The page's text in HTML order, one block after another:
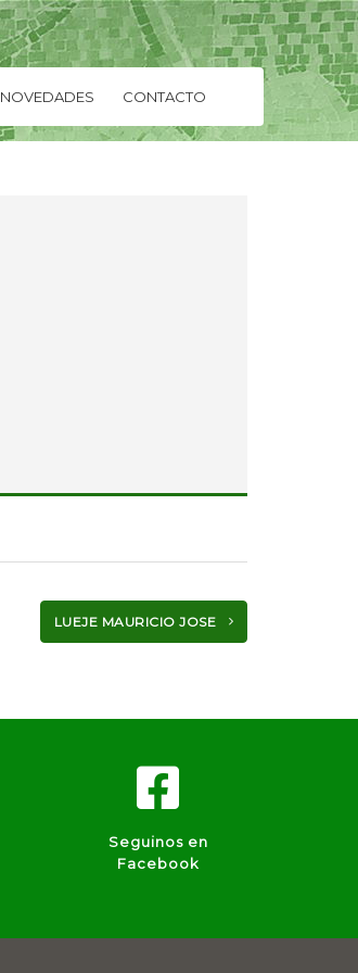
NOVEDADES CONTACTO
LUEJE MAURICIO JOSE
Seguinos en
Facebook